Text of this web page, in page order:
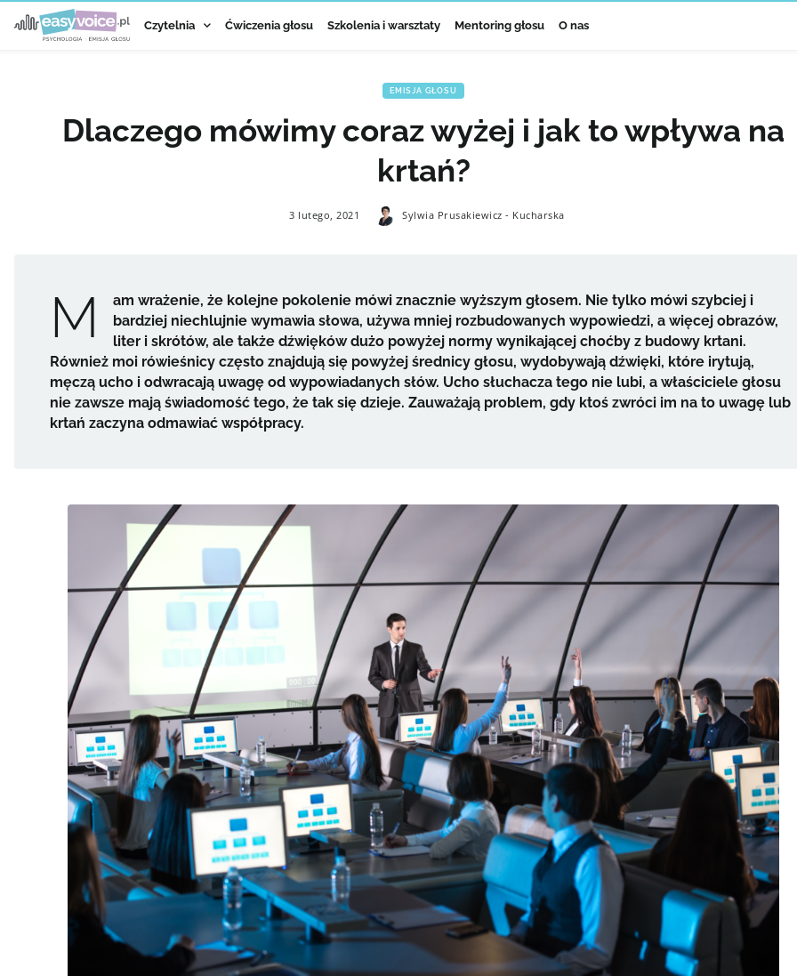
Czytelnia Ćwiczenia głosu Szkolenia i warsztaty Mentoring głosu O nas
EMISJA GŁOSU
Dlaczego mówimy coraz wyżej i jak to wpływa na
krtań?
3 lutego, 2021 Sylwia Prusakiewicz - Kucharska
M
am wrażenie, że kolejne pokolenie mówi znacznie wyższym głosem. Nie tylko mówi szybciej i
bardziej niechlujnie wymawia słowa, używa mniej rozbudowanych wypowiedzi, a więcej obrazów,
liter i skrótów, ale także dźwięków dużo powyżej normy wynikającej choćby z budowy krtani.
Również moi rówieśnicy często znajdują się powyżej średnicy głosu, wydobywają dźwięki, które irytują,
męczą ucho i odwracają uwagę od wypowiadanych słów. Ucho słuchacza tego nie lubi, a właściciele głosu
nie zawsze mają świadomość tego, że tak się dzieje. Zauważają problem, gdy ktoś zwróci im na to uwagę lub
krtań zaczyna odmawiać współpracy.